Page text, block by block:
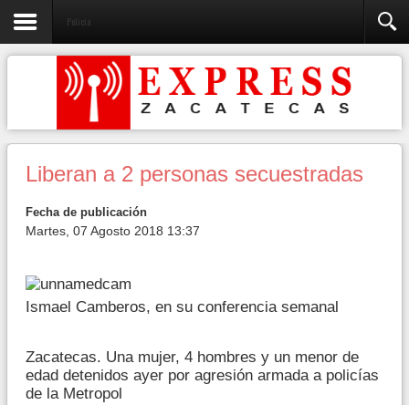
Policia
Liberan a 2 personas secuestradas
Fecha de publicación
Martes, 07 Agosto 2018 13:37
Ismael Camberos, en su conferencia semanal
Zacatecas. Una mujer, 4 hombres y un menor de
edad detenidos ayer por agresión armada a policías
de la Metropol